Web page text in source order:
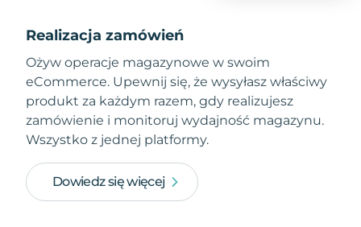
Realizacja zamówień
Ożyw operacje magazynowe w swoim
eCommerce. Upewnij się, że wysyłasz właściwy
produkt za każdym razem, gdy realizujesz
zamówienie i monitoruj wydajność magazynu.
Wszystko z jednej platformy.
Dowiedz się więcej